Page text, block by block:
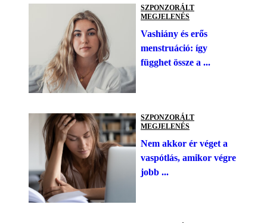
SZPONZORÁLT
MEGJELENÉS
Vashiány és erős
menstruáció: így
függhet össze a ...
SZPONZORÁLT
MEGJELENÉS
Nem akkor ér véget a
vaspótlás, amikor végre
jobb ...